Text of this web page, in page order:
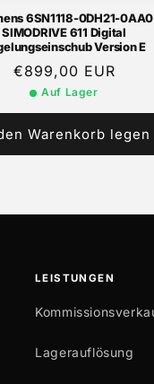
6SN1118-0DH21-0AA0
SIMODRIVE 611 Digital
Version E
Normaler
Preis
€899,00 EUR
Auf Lager
Warenkorb legen
LEISTUNGEN
Lagerauflösung